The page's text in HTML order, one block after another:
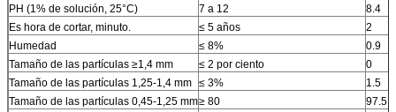
PH (1% de solución, 25°C)
7 a 12
8.4
Es hora de cortar, minuto.
≤ 5 años
2
Humedad
≤ 8%
0.9
Tamaño de las partículas ≥1,4 mm
≤ 2 por ciento
0
Tamaño de las partículas 1,25-1,4 mm ≤ 3%
1.5
Tamaño de las partículas 0,45-1,25 mm≥ 80
97.5